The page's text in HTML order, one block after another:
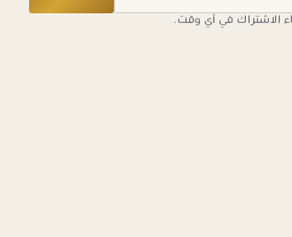
الاشتراك في أي وقت.